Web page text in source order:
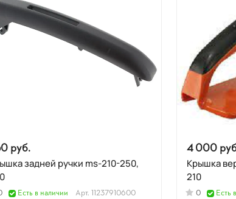
руб.
задней ручки ms-210-250,
Есть в наличии Арт. 11237910600
4 000
Крышка
210
0 Есть